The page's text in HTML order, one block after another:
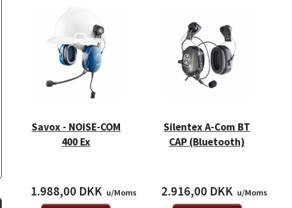
Savox - NOISE-COM
400 Ex
1.988,00 DKK u/Moms
Silentex A-Com BT
CAP (Bluetooth)
2.916,00 DKK u/Moms